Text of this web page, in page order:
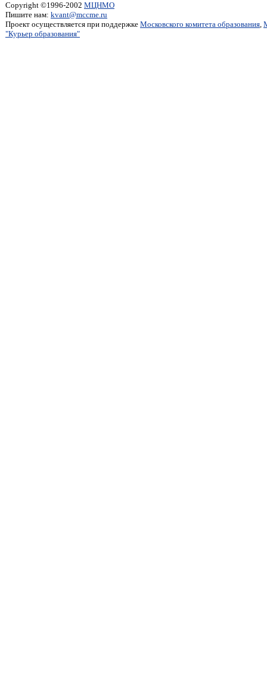
Copyright ©1996-2002 МЦНМО
Пишите нам: kvant@mccme.ru
Проект осуществляется при поддержке Московского комитета образования,
"Курьер образования"